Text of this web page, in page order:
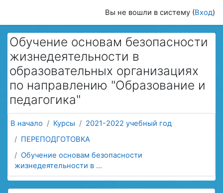
Вы не вошли в систему (Вход)
Обучение основам безопасности
жизнедеятельности в
образовательных организациях
по направлению "Образование и
педагогика"
В начало Курсы
2021-2022 учебный год
ПЕРЕПОДГОТОВКА
Обучение основам безопасности
жизнедеятельности в ...